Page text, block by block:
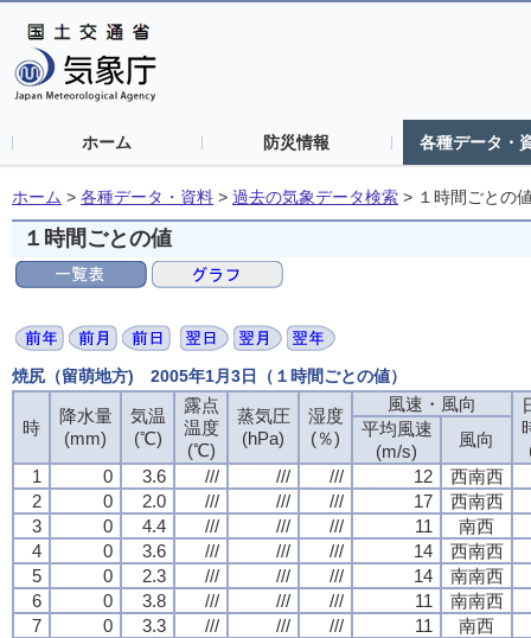
ホーム 防災情報 各種データ・
ホーム > 各種データ・資料 > 過去の気象データ検索 > １時間ごとの
１時間ごとの値
焼尻（留萌地方) 2005年1月3日（１時間ごとの値）
時
降水量
(mm)
気温
(℃)
露点
温度
(℃)
蒸気圧
(hPa)
湿度
(％)
風速・風向
平均風速
(m/s)
風向
1
0 3.6 /// /// /// 12
西南西
2
0 2.0 /// /// /// 17
西南西
3
0 4.4 /// /// /// 11
南西
4
0 3.6 /// /// /// 14
西南西
5
0 2.3 /// /// /// 14
南南西
6
0 3.8 /// /// /// 11
南南西
7
0 3.3 /// /// /// 11
南西
時
降水量
(mm)
気温
(℃)
露点
温度
(℃)
蒸気圧
(hPa)
湿度
(％)
風速・風向
平均風速
(m/s)
風向
1
0 3.6 /// /// /// 12
西南西
2
0 2.0 /// /// /// 17
西南西
3
0 4.4 /// /// /// 11
南西
4
0 3.6 /// /// /// 14
西南西
5
0 2.3 /// /// /// 14
南南西
6
0 3.8 /// /// /// 11
南南西
7
0 3.3 /// /// /// 11
南西
時
降水量
(mm)
気温
(℃)
露点
温度
(℃)
蒸気圧
(hPa)
湿度
(％)
風速・風向
平均風速
(m/s)
風向
1
0 3.6 /// /// /// 12
西南西
2
0 2.0 /// /// /// 17
西南西
3
0 4.4 /// /// /// 11
南西
4
0 3.6 /// /// /// 14
西南西
5
0 2.3 /// /// /// 14
南南西
6
0 3.8 /// /// /// 11
南南西
7
0 3.3 /// /// /// 11
南西
時
降水量
(mm)
気温
(℃)
露点
温度
(℃)
蒸気圧
(hPa)
湿度
(％)
風速・風向
平均風速
(m/s)
風向
1
0 3.6 /// /// /// 12
西南西
2
0 2.0 /// /// /// 17
西南西
3
0 4.4 /// /// /// 11
南西
4
0 3.6 /// /// /// 14
西南西
5
0 2.3 /// /// /// 14
南南西
6
0 3.8 /// /// /// 11
南南西
7
0 3.3 /// /// /// 11
南西